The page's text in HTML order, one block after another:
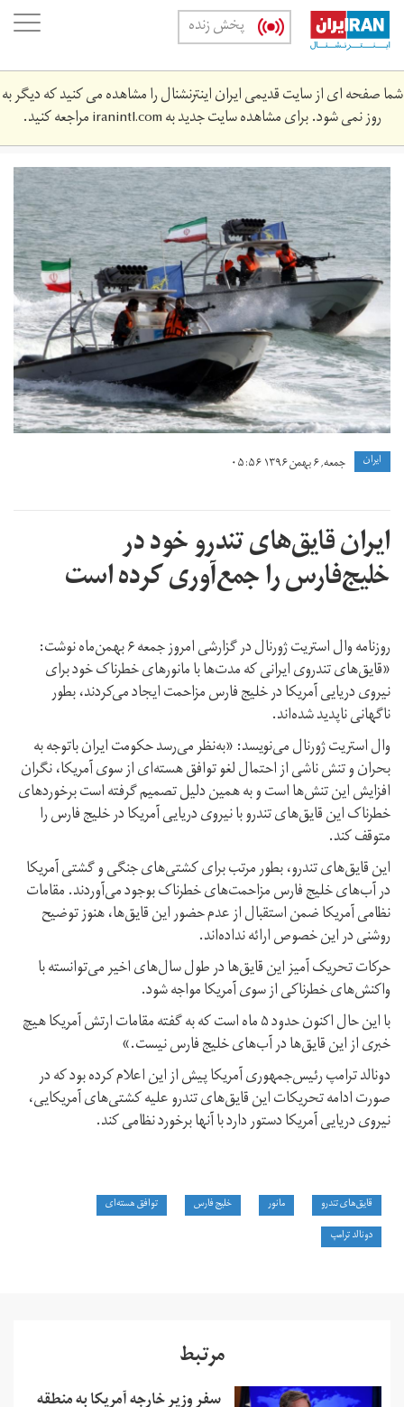
Skip
main
content
پخش زنده
شما صفحه ای از سایت قدیمی ایران اینترنشنال را مشاهده می کنید که دیگر به
روز نمی شود. برای مشاهده سایت جدید بهiranintl.comمراجعه کنید.
161004_iran_military_balance.jpg
ايران جمعه, ۶ بهمن ۱۳۹۶ ۰۵:۵۶
ایران قایق‌های تندرو خود در
خلیج‌فارس را جمع‌آوری کرده است
روزنامه وال استریت ژورنال در گزارشی امروز جمعه ۶ بهمن‌ماه نوشت:
«قایق‌های تندروی ایرانی که مدت‌ها با مانورهای خطرناک خود برای
نیروی دریایی آمریکا در خلیج فارس مزاحمت ایجاد می‌کردند، بطور
ناگهانی ناپدید شده‌اند.
وال استریت ژورنال می‌نویسد: «به‌نظر می‌رسد حکومت ایران باتوجه به
بحران و تنش ناشی از احتمال لغو توافق هسته‌ای از سوی آمریکا، نگران
افزایش این تنش‌ها است و به همین دلیل تصمیم گرفته است برخوردهای
خطرناک این قایق‌های تندرو با نیروی دریایی آمریکا در خلیج فارس را
متوقف کند.
این قایق‌های تندرو، بطور مرتب برای کشتی‌های جنگی و گشتی آمریکا
در آب‌های خلیج فارس مزاحمت‌های خطرناک بوجود می‌آوردند. مقامات
نظامی آمریکا ضمن استقبال از عدم حضور این قایق‌ها، هنوز توضیح
روشنی در این خصوص ارائه نداده‌اند.
حرکات تحریک آمیز این قایق‌ها در طول سال‌های اخیر می‌توانسته با
واکنش‌های خطرناکی از سوی آمریکا مواجه شود.
با این حال اکنون حدود ۵ ماه است که به گفته مقامات ارتش آمریکا هیچ
خبری از این قایق‌ها در آب‌های خلیج فارس نیست.»
دونالد ترامپ رئیس‌جمهوری آمریکا پیش از این اعلام کرده بود که در
صورت ادامه تحریکات این قایق‌های تندرو علیه کشتی‌های آمریکایی،
نیروی دریایی آمریکا دستور دارد با آنها برخورد نظامی کند.
قایق‌های تندرو مانور خلیج فارس
توافق هسته‌ای
دونالد ترامپ
مرتبط